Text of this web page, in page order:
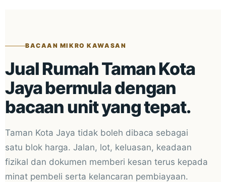
BACAAN MIKRO KAWASAN
Jual Rumah Taman Kota
Jaya bermula dengan
bacaan unit yang tepat.
Taman Kota Jaya tidak boleh dibaca sebagai
satu blok harga. Jalan, lot, keluasan, keadaan
fizikal dan dokumen memberi kesan terus kepada
minat pembeli serta kelancaran pembiayaan.